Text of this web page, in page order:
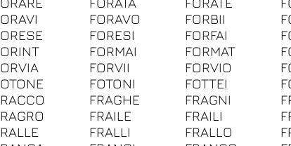
FORAVO FORBII
FORESI FORFAI
FORMAI FORMAT
FORVII FORVIO
FOTONI FOTTEI
FRAGHE FRAGNI
FRAILE FRAILI
FRALLI FRALLO